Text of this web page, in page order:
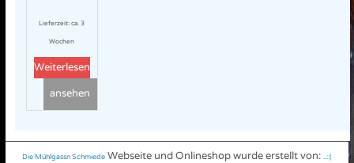
Lieferzeit:ca. 3
Wochen
Weiterlesen
ansehen
Die Mühlgassn Schmiede Webseite und Onlineshop wurde erstellt von:..::|